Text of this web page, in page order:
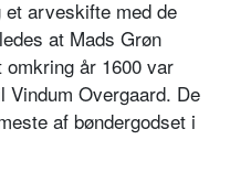
arveskifte med de
at Mads Grøn
år 1600 var
Vindum Overgaard. De
af bøndergodset i